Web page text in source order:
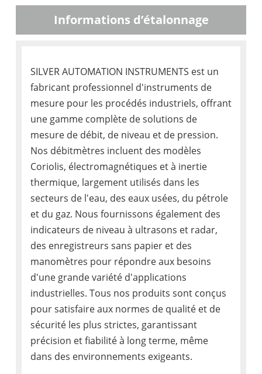
Informations d’étalonnage
SILVER AUTOMATION INSTRUMENTS est un
fabricant professionnel d'instruments de
mesure pour les procédés industriels, offrant
une gamme complète de solutions de
mesure de débit, de niveau et de pression.
Nos débitmètres incluent des modèles
Coriolis, électromagnétiques et à inertie
thermique, largement utilisés dans les
secteurs de l'eau, des eaux usées, du pétrole
et du gaz. Nous fournissons également des
indicateurs de niveau à ultrasons et radar,
des enregistreurs sans papier et des
manomètres pour répondre aux besoins
d'une grande variété d'applications
industrielles. Tous nos produits sont conçus
pour satisfaire aux normes de qualité et de
sécurité les plus strictes, garantissant
précision et fiabilité à long terme, même
dans des environnements exigeants.